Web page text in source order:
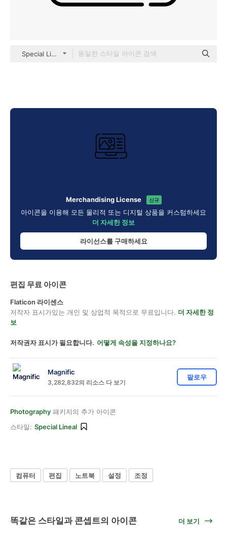
Special Lineal
Merchandising License 신규
아이콘을 이용해 모든 물리적 또는 디지털 상품을 커스텀하세요
더 자세한 정보
라이선스를 구매하세요
편집 무료 아이콘
Flaticon 라이센스
저작자 표시가있는 개인 및 상업적 목적으로 무료입니다. 더 자세한 정
보
저작권자 표시가 필요합니다. 어떻게 속성을 지정하나요?
Magnific
3,282,832의 리소스 다 보기
팔로우
Photography 패키지의 추가 아이콘
스타일: Special Lineal
컴퓨터 편집 노트북 설정 조정
똑같은 스타일과 콘셉트의 아이콘 더 보기